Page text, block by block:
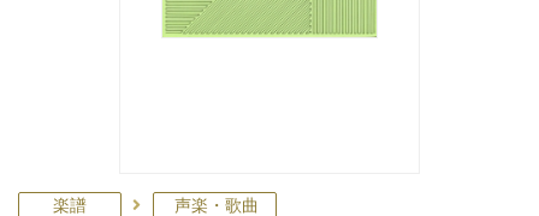
楽譜 声楽・歌曲